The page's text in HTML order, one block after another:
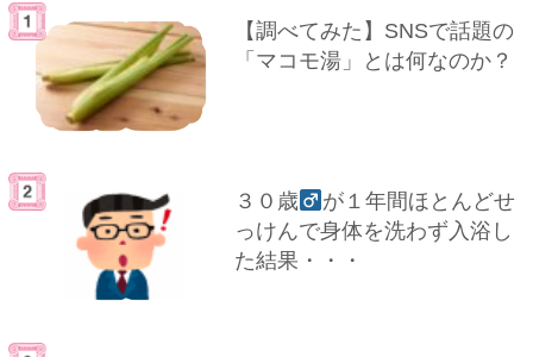
【調べてみた】SNSで話題の
「マコモ湯」とは何なのか？
３０歳
が１年間ほとんどせ
っけんで身体を洗わず入浴し
た結果・・・